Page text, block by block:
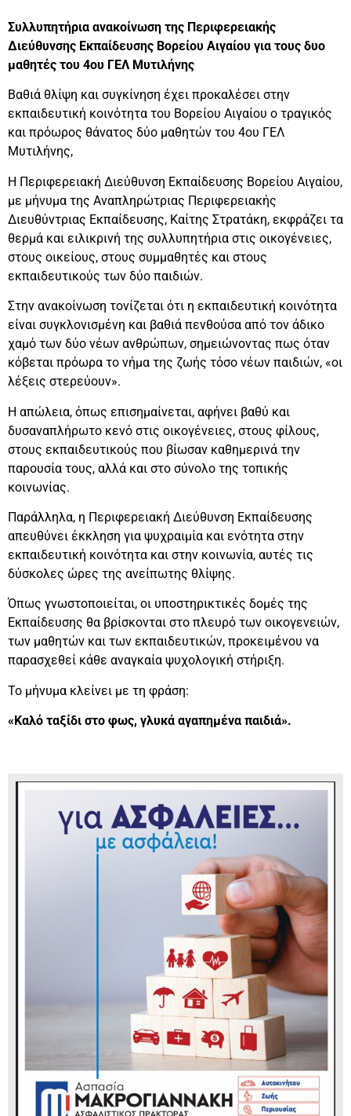
Συλλυπητήρια ανακοίνωση της Περιφερειακής
Διεύθυνσης Εκπαίδευσης Βορείου Αιγαίου για τους δυο
μαθητές του 4ου ΓΕΛ Μυτιλήνης
Βαθιά θλίψη και συγκίνηση έχει προκαλέσει στην
εκπαιδευτική κοινότητα του Βορείου Αιγαίου ο τραγικός
και πρόωρος θάνατος δύο μαθητών του 4ου ΓΕΛ
Μυτιλήνης,
Η Περιφερειακή Διεύθυνση Εκπαίδευσης Βορείου Αιγαίου,
με μήνυμα της Αναπληρώτριας Περιφερειακής
Διευθύντριας Εκπαίδευσης, Καίτης Στρατάκη, εκφράζει τα
θερμά και ειλικρινή της συλλυπητήρια στις οικογένειες,
στους οικείους, στους συμμαθητές και στους
εκπαιδευτικούς των δύο παιδιών.
Στην ανακοίνωση τονίζεται ότι η εκπαιδευτική κοινότητα
είναι συγκλονισμένη και βαθιά πενθούσα από τον άδικο
χαμό των δύο νέων ανθρώπων, σημειώνοντας πως όταν
κόβεται πρόωρα το νήμα της ζωής τόσο νέων παιδιών, «οι
λέξεις στερεύουν».
Η απώλεια, όπως επισημαίνεται, αφήνει βαθύ και
δυσαναπλήρωτο κενό στις οικογένειες, στους φίλους,
στους εκπαιδευτικούς που βίωσαν καθημερινά την
παρουσία τους, αλλά και στο σύνολο της τοπικής
κοινωνίας.
Παράλληλα, η Περιφερειακή Διεύθυνση Εκπαίδευσης
απευθύνει έκκληση για ψυχραιμία και ενότητα στην
εκπαιδευτική κοινότητα και στην κοινωνία, αυτές τις
δύσκολες ώρες της ανείπωτης θλίψης.
Όπως γνωστοποιείται, οι υποστηρικτικές δομές της
Εκπαίδευσης θα βρίσκονται στο πλευρό των οικογενειών,
των μαθητών και των εκπαιδευτικών, προκειμένου να
παρασχεθεί κάθε αναγκαία ψυχολογική στήριξη.
Το μήνυμα κλείνει με τη φράση:
«Καλό ταξίδι στο φως, γλυκά αγαπημένα παιδιά».